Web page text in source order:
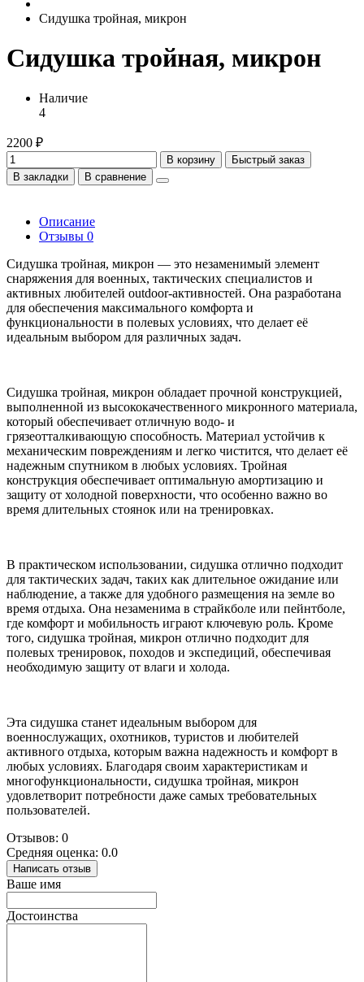
Сидушка тройная, микрон
Сидушка тройная, микрон
Наличие
4
2200 ₽
В корзину
Быстрый заказ
В закладки
В сравнение
Описание
Отзывы 0
Сидушка тройная, микрон — это незаменимый элемент
снаряжения для военных, тактических специалистов и
активных любителей outdoor-активностей. Она разработана
для обеспечения максимального комфорта и
функциональности в полевых условиях, что делает её
идеальным выбором для различных задач.
Сидушка тройная, микрон обладает прочной конструкцией,
выполненной из высококачественного микронного материала,
который обеспечивает отличную водо- и
грязеотталкивающую способность. Материал устойчив к
механическим повреждениям и легко чистится, что делает её
надежным спутником в любых условиях. Тройная
конструкция обеспечивает оптимальную амортизацию и
защиту от холодной поверхности, что особенно важно во
время длительных стоянок или на тренировках.
В практическом использовании, сидушка отлично подходит
для тактических задач, таких как длительное ожидание или
наблюдение, а также для удобного размещения на земле во
время отдыха. Она незаменима в страйкболе или пейнтболе,
где комфорт и мобильность играют ключевую роль. Кроме
того, сидушка тройная, микрон отлично подходит для
полевых тренировок, походов и экспедиций, обеспечивая
необходимую защиту от влаги и холода.
Эта сидушка станет идеальным выбором для
военнослужащих, охотников, туристов и любителей
активного отдыха, которым важна надежность и комфорт в
любых условиях. Благодаря своим характеристикам и
многофункциональности, сидушка тройная, микрон
удовлетворит потребности даже самых требовательных
пользователей.
Отзывов: 0
Средняя оценка: 0.0
Написать отзыв
Ваше имя
Достоинства